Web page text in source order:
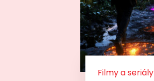
Filmy a seriály